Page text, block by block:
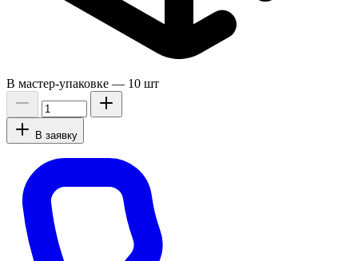
В мастер-упаковке — 10 шт
В заявку